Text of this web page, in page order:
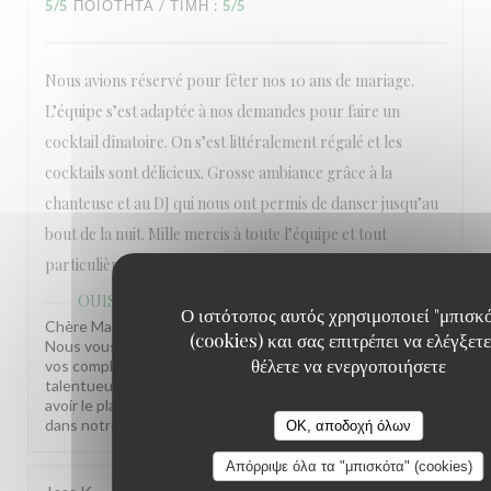
Ο ιστότοπος αυτός χρησιμοποιεί
(cookies) και σας επιτρέπει να ελέγξετε
θέλετε να ενεργοποιήσετε
OK, αποδοχή όλων
Απόρριψε όλα τα "μπισκότα" (cookies)
5/5 ΠΟΙΌΤΗΤΑ / ΤΙΜΉ : 5/5
Nous avions réservé pour fêter nos 10 ans de mariage.
L’équipe s’est adaptée à nos demandes pour faire un
cocktail dînatoire. On s’est littéralement régalé et les
cocktails sont délicieux. Grosse ambiance grâce à la
chanteuse et au DJ qui nous ont permis de danser jusqu’au
bout de la nuit. Mille mercis à toute l’équipe et tout
particulièrement à Mehdi qui était aux petits soins.
OUISTITI Paris
Chère Madame, Quel bonheur de lire votre commentaire !
Nous vous remercions du fonds du cœur et transmettons
vos compliments à Medhi et ses équipes ainsi qu'à notre
talentueux duo Maryann et Christophe. Nous espérons
avoir le plaisir de vous recevoir à nouveau prochainement
dans notre établissement. Bien à vous, La Ouist'team